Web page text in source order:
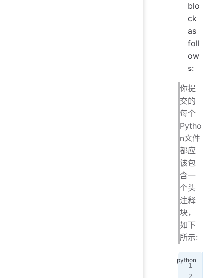
blo
ck
as
foll
ow
s:
你提
交的
每个
Pytho
n文件
都应
该包
含一
个头
注释
块，
如下
所示: